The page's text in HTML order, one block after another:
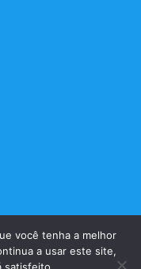
você tenha a melhor
a usar este site,